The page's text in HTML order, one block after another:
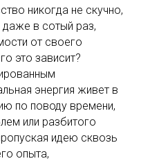
никогда не скучно,
даже в сотый раз,
от своего
это зависит?
энергия живет в
по поводу времени,
или разбитого
идею сквозь
опыта,